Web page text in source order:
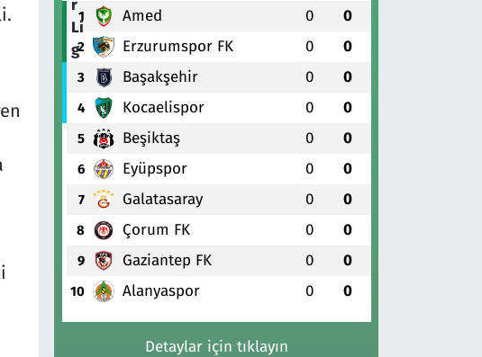
1 Amed 0 0
2 Erzurumspor FK 0 0
3 Başakşehir 0 0
4 Kocaelispor 0 0
5 Beşiktaş 0 0
6 Eyüpspor 0 0
7 Galatasaray 0 0
8 Çorum FK 0 0
9 Gaziantep FK 0 0
10 Alanyaspor 0 0
Detaylar için tıklayın